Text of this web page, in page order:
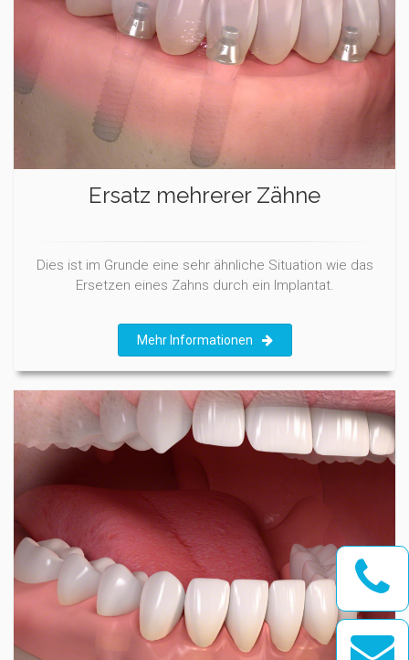
Ersatz mehrerer Zähne
Dies ist im Grunde eine sehr ähnliche Situation wie das
Ersetzen eines Zahns durch ein Implantat.
Mehr Informationen